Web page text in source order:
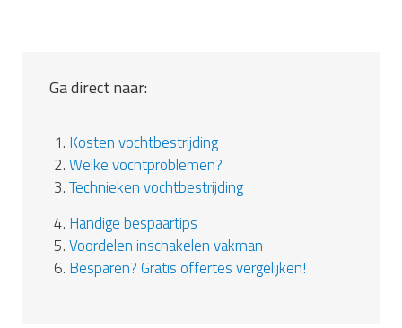
Ga direct naar:
1. Kosten vochtbestrijding
2.Welke vochtproblemen?
3.Technieken vochtbestrijding
4. Handige bespaartips
5.Voordelen inschakelen vakman
6. Besparen? Gratis offertes vergelijken!